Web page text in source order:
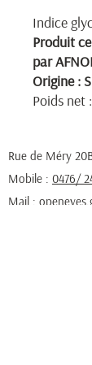
Indice
Produit
par
Origine :
Poids net
Rue de Méry
Mobile : 0476/
Mail :